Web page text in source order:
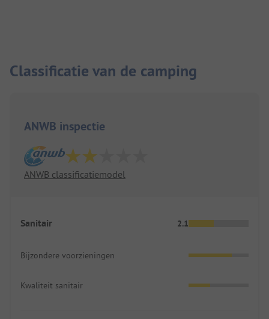
Classificatie van de camping
ANWB inspectie
ANWB classificatiemodel
Sanitair 2.1
Bijzondere voorzieningen
Kwaliteit sanitair